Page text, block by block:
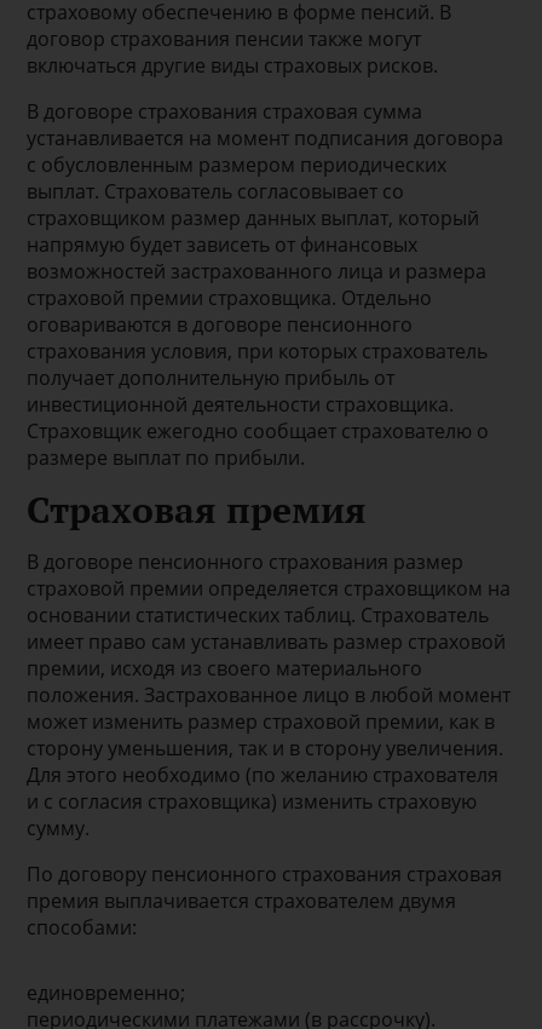
страховому обеспечению в форме пенсий. В
договор страхования пенсии также могут
включаться другие виды страховых рисков.
В договоре страхования страховая сумма
устанавливается на момент подписания договора
с обусловленным размером периодических
выплат. Страхователь согласовывает со
страховщиком размер данных выплат, который
напрямую будет зависеть от финансовых
возможностей застрахованного лица и размера
страховой премии страховщика. Отдельно
оговариваются в договоре пенсионного
страхования условия, при которых страхователь
получает дополнительную прибыль от
инвестиционной деятельности страховщика.
Страховщик ежегодно сообщает страхователю о
размере выплат по прибыли.
Страховая премия
В договоре пенсионного страхования размер
страховой премии определяется страховщиком на
основании статистических таблиц. Страхователь
имеет право сам устанавливать размер страховой
премии, исходя из своего материального
положения. Застрахованное лицо в любой момент
может изменить размер страховой премии, как в
сторону уменьшения, так и в сторону увеличения.
Для этого необходимо (по желанию страхователя
и с согласия страховщика) изменить страховую
сумму.
По договору пенсионного страхования страховая
премия выплачивается страхователем двумя
способами:
единовременно;
периодическими платежами (в рассрочку).